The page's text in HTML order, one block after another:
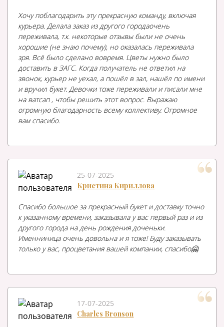
Хочу поблагодарить эту прекрасную команду, включая
курьера. Делала заказ из другого городаочень
переживала, т.к. некоторые отзывы были не очень
хорошие (не знаю почему), но оказалась переживала
зря. Всё было сделано вовремя. Цветы нужно было
доставить в ЗАГС. Когда получатель не ответил на
звонок, курьер не уехал, а пошёл в зал, нашёл по имени
и вручил букет. Девочки тоже переживали и писали мне
на ватсап , чтобы решить этот вопрос. Выражаю
огромную благодарность всему коллективу. Огромное
вам спасибо.
25-07-2025
Кристина Кириллова
Спасибо большое за прекрасный букет и доставку точно
к указанному времени, заказывала у вас первый раз и из
другого города на день рождения доченьки.
Именниница очень довольна и я тоже! Буду заказывать
только у вас, процветания вашей компании, спасибо🤗
17-07-2025
Charles Bronson